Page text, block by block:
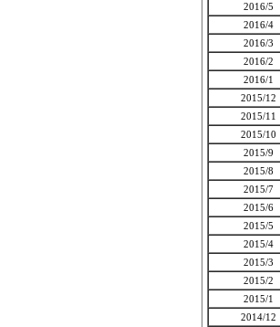
2016/5
2016/4
2016/3
2016/2
2016/1
2015/12
2015/11
2015/10
2015/9
2015/8
2015/7
2015/6
2015/5
2015/4
2015/3
2015/2
2015/1
2014/12